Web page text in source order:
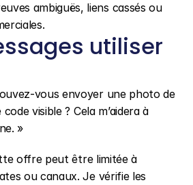
ambiguës, liens cassés ou
utiliser
vous envoyer une photo de
visible ? Cela m’aidera à
»
offre peut être limitée à
ou canaux. Je vérifie les